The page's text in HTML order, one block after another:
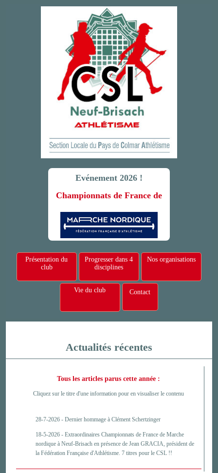
Evénement 2026 !
Championnats de France de
Présentation du
club
Progresser dans 4
disciplines
Nos organisations
Vie du club Contact
Actualités récentes
Tous les articles parus cette année :
Cliquez sur le titre d'une information pour en visualiser le contenu
28-7-2026 - Dernier hommage à Clément Schertzinger
18-5-2026 - Extraordinaires Championnats de France de Marche
nordique à Neuf-Brisach en présence de Jean GRACIA, président de
la Fédération Française d'Athlétisme. 7 titres pour le CSL !!